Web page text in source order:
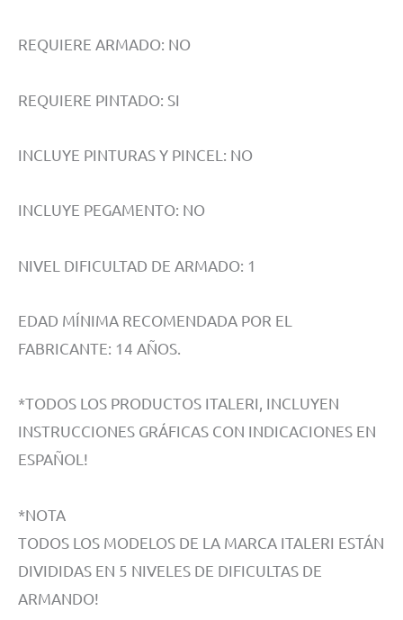
REQUIERE ARMADO: NO
REQUIERE PINTADO: SI
INCLUYE PINTURAS Y PINCEL: NO
INCLUYE PEGAMENTO: NO
NIVEL DIFICULTAD DE ARMADO: 1
EDAD MÍNIMA RECOMENDADA POR EL
FABRICANTE: 14 AÑOS.
*TODOS LOS PRODUCTOS ITALERI, INCLUYEN
INSTRUCCIONES GRÁFICAS CON INDICACIONES EN
ESPAÑOL!
*NOTA
TODOS LOS MODELOS DE LA MARCA ITALERI ESTÁN
DIVIDIDAS EN 5 NIVELES DE DIFICULTAS DE
ARMANDO!